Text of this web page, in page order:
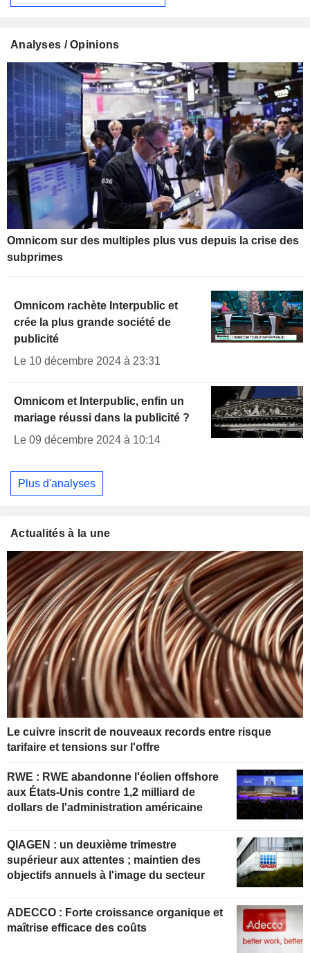
Analyses / Opinions
Omnicom sur des multiples plus vus depuis la crise des
subprimes
Omnicom rachète Interpublic et
crée la plus grande société de
publicité
Le 10 décembre 2024 à 23:31
Omnicom et Interpublic, enfin un
mariage réussi dans la publicité ?
Le 09 décembre 2024 à 10:14
Plus d'analyses
Actualités à la une
Le cuivre inscrit de nouveaux records entre risque
tarifaire et tensions sur l'offre
RWE : RWE abandonne l'éolien offshore
aux États-Unis contre 1,2 milliard de
dollars de l'administration américaine
QIAGEN : un deuxième trimestre
supérieur aux attentes ; maintien des
objectifs annuels à l'image du secteur
ADECCO : Forte croissance organique et
maîtrise efficace des coûts